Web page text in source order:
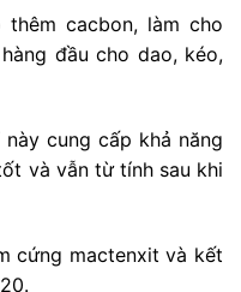
cacbon, làm cho
đầu cho dao, kéo,
cung cấp khả năng
và vẫn từ tính sau khi
cứng mactenxit và kết